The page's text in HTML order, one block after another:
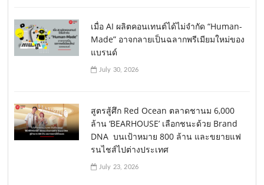
เมื่อ AI ผลิตคอนเทนต์ได้ไม่จำกัด “Human-
Made” อาจกลายเป็นฉลากพรีเมียมใหม่ของ
แบรนด์
July 30, 2026
สูตรสู้ศึก Red Ocean ตลาดชานม 6,000
ล้าน ‘BEARHOUSE’ เลือกชนะด้วย Brand
DNA บนเป้าหมาย 800 ล้าน และขยายแฟ
รนไชส์ไปต่างประเทศ
July 23, 2026